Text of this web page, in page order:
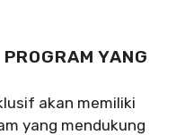
YANG
akan memiliki
yang mendukung